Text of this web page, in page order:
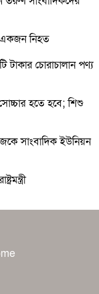
একজন নিহত
টাকার চোরাচালান পণ্য
হতে হবে; শিশু
সাংবাদিক ইউনিয়ন